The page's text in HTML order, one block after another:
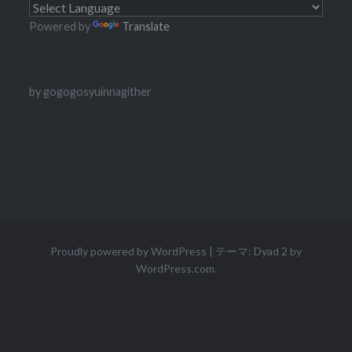
Powered by Translate
by gogogosyuinnagither
Proudly powered by WordPress | テーマ: Dyad 2 by
WordPress.com.